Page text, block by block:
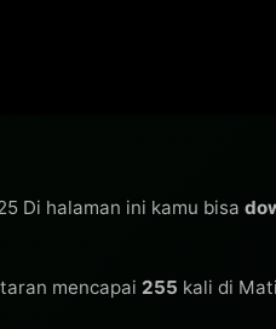
Di halaman ini kamu bisa
mencapai 255 kali di